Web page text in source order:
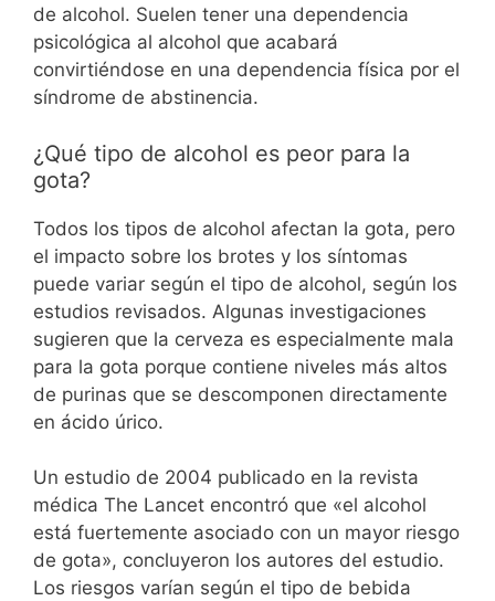
de alcohol. Suelen tener una dependencia
psicológica al alcohol que acabará
convirtiéndose en una dependencia física por el
síndrome de abstinencia.
¿Qué tipo de alcohol es peor para la
gota?
Todos los tipos de alcohol afectan la gota, pero
el impacto sobre los brotes y los síntomas
puede variar según el tipo de alcohol, según los
estudios revisados. Algunas investigaciones
sugieren que la cerveza es especialmente mala
para la gota porque contiene niveles más altos
de purinas que se descomponen directamente
en ácido úrico.
Un estudio de 2004 publicado en la revista
médica The Lancet encontró que «el alcohol
está fuertemente asociado con un mayor riesgo
de gota», concluyeron los autores del estudio.
Los riesgos varían según el tipo de bebida